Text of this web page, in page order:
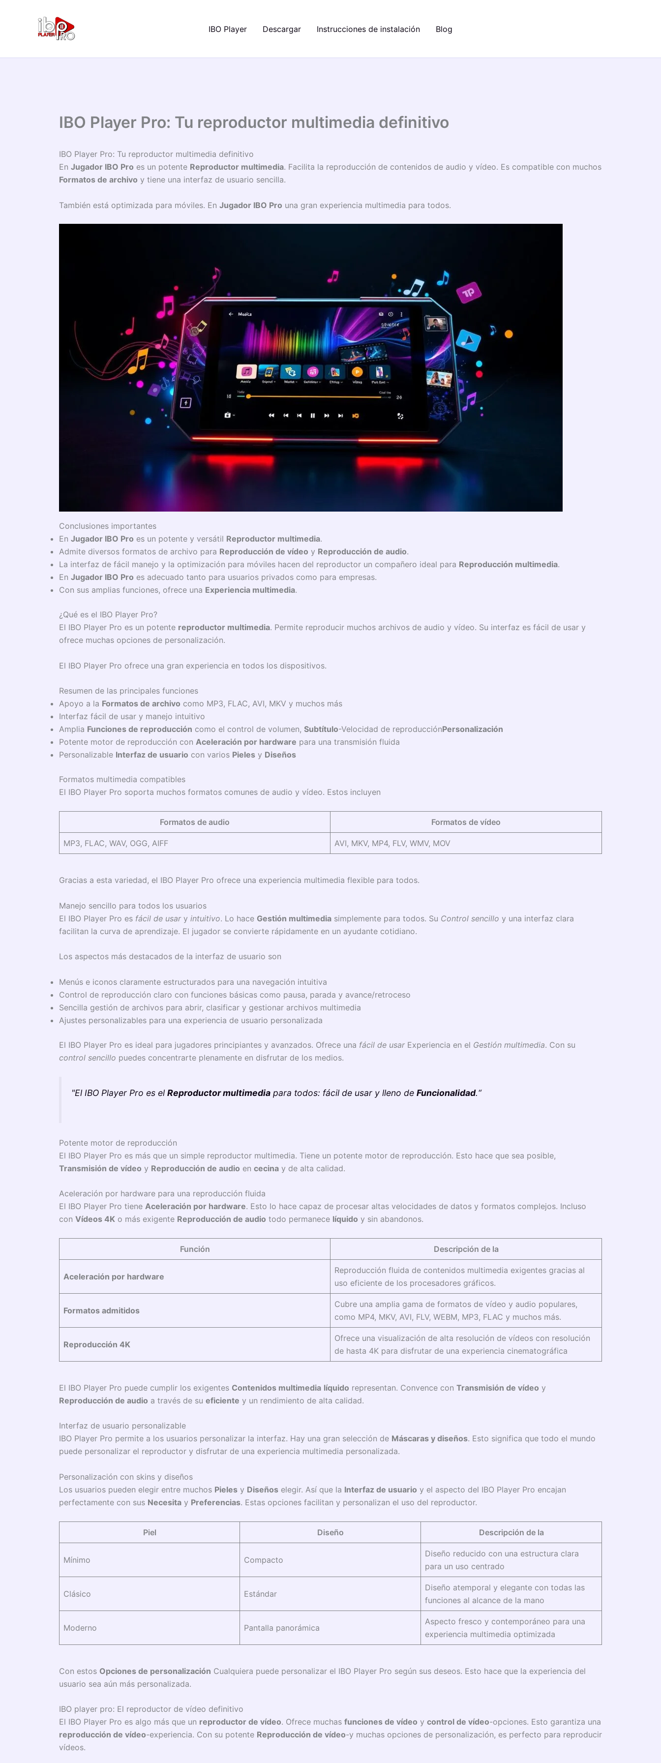
IBO Player Descargar Instrucciones de instalación Blog
IBO Player Pro: Tu reproductor multimedia definitivo
IBO Player Pro: Tu reproductor multimedia definitivo
En Jugador IBO Pro es un potente Reproductor multimedia. Facilita la reproducción de contenidos de audio y vídeo. Es compatible con muchos
Formatos de archivo y tiene una interfaz de usuario sencilla.
También está optimizada para móviles. En Jugador IBO Pro una gran experiencia multimedia para todos.
Conclusiones importantes
En Jugador IBO Pro es un potente y versátil Reproductor multimedia.
Admite diversos formatos de archivo para Reproducción de vídeo y Reproducción de audio.
La interfaz de fácil manejo y la optimización para móviles hacen del reproductor un compañero ideal para Reproducción multimedia.
En Jugador IBO Pro es adecuado tanto para usuarios privados como para empresas.
Con sus amplias funciones, ofrece una Experiencia multimedia.
¿Qué es el IBO Player Pro?
El IBO Player Pro es un potente reproductor multimedia. Permite reproducir muchos archivos de audio y vídeo. Su interfaz es fácil de usar y
ofrece muchas opciones de personalización.
El IBO Player Pro ofrece una gran experiencia en todos los dispositivos.
Resumen de las principales funciones
Apoyo a la Formatos de archivo como MP3, FLAC, AVI, MKV y muchos más
Interfaz fácil de usar y manejo intuitivo
Amplia Funciones de reproducción como el control de volumen, Subtítulo-Velocidad de reproducciónPersonalización
Potente motor de reproducción con Aceleración por hardware para una transmisión fluida
Personalizable Interfaz de usuario con varios Pieles y Diseños
Formatos multimedia compatibles
El IBO Player Pro soporta muchos formatos comunes de audio y vídeo. Estos incluyen
Formatos de audio Formatos de vídeo
MP3, FLAC, WAV, OGG, AIFF AVI, MKV, MP4, FLV, WMV, MOV
Gracias a esta variedad, el IBO Player Pro ofrece una experiencia multimedia flexible para todos.
Manejo sencillo para todos los usuarios
El IBO Player Pro es fácil de usary intuitivo. Lo hace Gestión multimedia simplemente para todos. Su Control sencillo y una interfaz clara
facilitan la curva de aprendizaje. El jugador se convierte rápidamente en un ayudante cotidiano.
Los aspectos más destacados de la interfaz de usuario son
Menús e iconos claramente estructurados para una navegación intuitiva
Control de reproducción claro con funciones básicas como pausa, parada y avance/retroceso
Sencilla gestión de archivos para abrir, clasificar y gestionar archivos multimedia
Ajustes personalizables para una experiencia de usuario personalizada
El IBO Player Pro es ideal para jugadores principiantes y avanzados. Ofrece una fácil de usarExperiencia en el Gestión multimedia. Con su
control sencillo puedes concentrarte plenamente en disfrutar de los medios.
"El IBO Player Pro es el Reproductor multimedia para todos: fácil de usar y lleno de Funcionalidad.“
Potente motor de reproducción
El IBO Player Pro es más que un simple reproductor multimedia. Tiene un potente motor de reproducción. Esto hace que sea posible,
Transmisión de vídeo y Reproducción de audio en cecina y de alta calidad.
Aceleración por hardware para una reproducción fluida
El IBO Player Pro tiene Aceleración por hardware. Esto lo hace capaz de procesar altas velocidades de datos y formatos complejos. Incluso
con Vídeos 4K o más exigente Reproducción de audio todo permanece líquido y sin abandonos.
Función Descripción de la
Aceleración por hardware
Reproducción fluida de contenidos multimedia exigentes gracias al
uso eficiente de los procesadores gráficos.
Formatos admitidos
Cubre una amplia gama de formatos de vídeo y audio populares,
como MP4, MKV, AVI, FLV, WEBM, MP3, FLAC y muchos más.
Reproducción 4K
Ofrece una visualización de alta resolución de vídeos con resolución
de hasta 4K para disfrutar de una experiencia cinematográfica
El IBO Player Pro puede cumplir los exigentes Contenidos multimedia líquido representan. Convence con Transmisión de vídeo y
Reproducción de audio a través de su eficiente y un rendimiento de alta calidad.
Interfaz de usuario personalizable
IBO Player Pro permite a los usuarios personalizar la interfaz. Hay una gran selección de Máscaras y diseños. Esto significa que todo el mundo
puede personalizar el reproductor y disfrutar de una experiencia multimedia personalizada.
Personalización con skins y diseños
Los usuarios pueden elegir entre muchos Pieles y Diseños elegir. Así que la Interfaz de usuario y el aspecto del IBO Player Pro encajan
perfectamente con sus Necesita y Preferencias. Estas opciones facilitan y personalizan el uso del reproductor.
Piel Diseño Descripción de la
Mínimo Compacto
Diseño reducido con una estructura clara
para un uso centrado
Clásico Estándar
Diseño atemporal y elegante con todas las
funciones al alcance de la mano
Moderno Pantalla panorámica
Aspecto fresco y contemporáneo para una
experiencia multimedia optimizada
Con estos Opciones de personalización Cualquiera puede personalizar el IBO Player Pro según sus deseos. Esto hace que la experiencia del
usuario sea aún más personalizada.
IBO player pro: El reproductor de vídeo definitivo
El IBO Player Pro es algo más que un reproductor de vídeo. Ofrece muchas funciones de vídeo y control de vídeo-opciones. Esto garantiza una
reproducción de vídeo-experiencia. Con su potente Reproducción de vídeo-y muchas opciones de personalización, es perfecto para reproducir
vídeos.